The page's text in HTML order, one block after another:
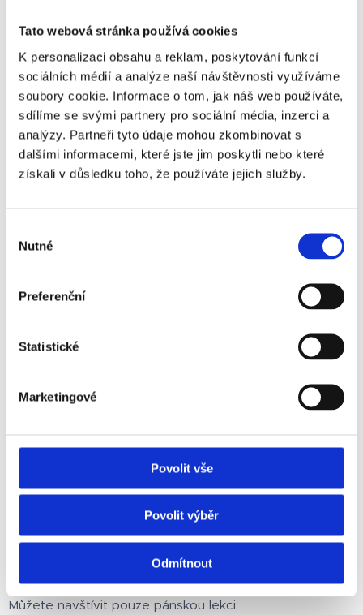
Tato webová stránka používá cookies
K personalizaci obsahu a reklam, poskytování funkcí
sociálních médií a analýze naší návštěvnosti využíváme
soubory cookie. Informace o tom, jak náš web používáte,
sdílíme se svými partnery pro sociální média, inzerci a
analýzy. Partneři tyto údaje mohou zkombinovat s
dalšími informacemi, které jste jim poskytli nebo které
získali v důsledku toho, že používáte jejich služby.
souhlasu
Nutné
Preferenční
Statistické
Marketingové
Povolit vše
Povolit výběr
Odmítnout
špatné návyky, jaký vliv mají brýle, co je
aktivit a doporučení jak zrak používat.
Cena je uvedena za 1 osobu na celý
workshop.
Semináře a workshopy pro
Seminář se koná na Vašem pracovišti.
spoustu rad a doporučení jak zrak
počítače. Jak dopřát zraku odpočinek a
počítače mnoho hodin.
od 12000 Kč
Lekce jógy s očními aktivitami
Jógové lekce probíhají v centru
Laskavá terapie Doubrava, má délku 75
minut a v žádné lekci nechybí práce se
Můžete navštívit pouze pánskou lekci,
250 Kč